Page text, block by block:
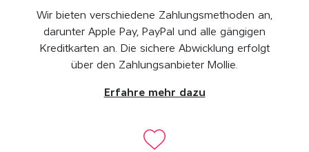
Wir bieten verschiedene Zahlungsmethoden an,
darunter Apple Pay, PayPal und alle gängigen
Kreditkarten an. Die sichere Abwicklung erfolgt
über den Zahlungsanbieter Mollie.
Erfahre mehr dazu